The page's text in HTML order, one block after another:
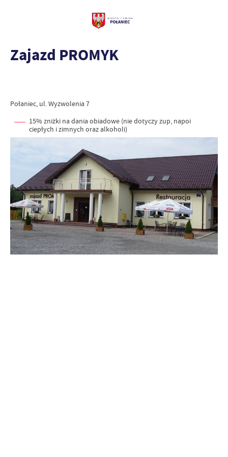
Zajazd PROMYK
Połaniec, ul. Wyzwolenia 7
15% zniżki na dania obiadowe (nie dotyczy zup, napoi
ciepłych i zimnych oraz alkoholi)